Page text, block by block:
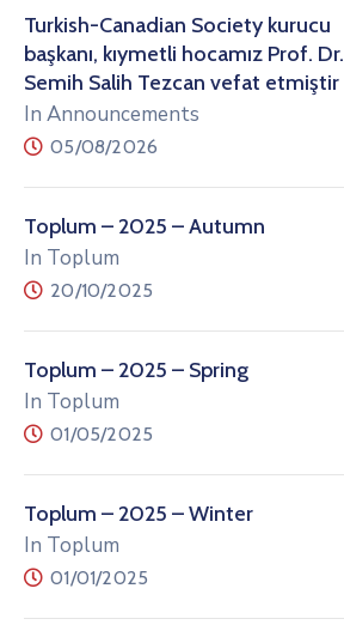
Turkish-Canadian Society kurucu
başkanı, kıymetli hocamız Prof. Dr.
Semih Salih Tezcan vefat etmiştir
In Announcements
05/08/2026
Toplum – 2025 – Autumn
In Toplum
20/10/2025
Toplum – 2025 – Spring
In Toplum
01/05/2025
Toplum – 2025 – Winter
In Toplum
01/01/2025